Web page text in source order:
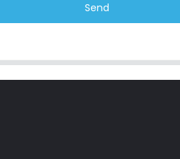
Send